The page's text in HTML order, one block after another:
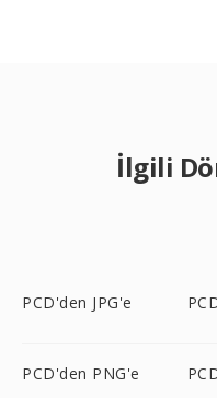
İlgili
PCD'den JPG'e
PCD'den PNG'e